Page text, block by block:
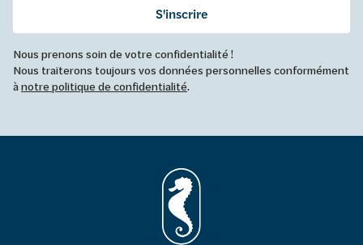
S'inscrire
Nous prenons soin de votre confidentialité !
Nous traiterons toujours vos données personnelles conformément
ànotre politique de confidentialité.